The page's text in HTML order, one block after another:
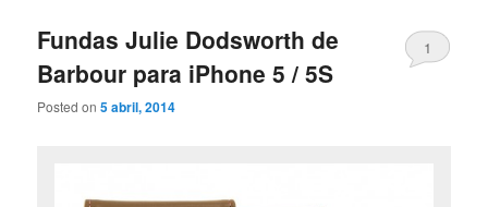
Fundas Julie Dodsworth de
Barbour para iPhone 5 / 5S
Posted on5 abril, 2014
1